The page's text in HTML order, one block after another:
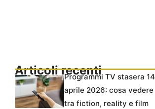
Articoli recentiProgrammi TV stasera 14
aprile 2026: cosa vedere
tra fiction, reality e film